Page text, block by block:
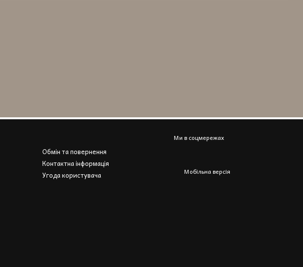
Обмін та повернення
Контактна інформація
Угода користувача
Ми в соцмережах
Мобільна версія